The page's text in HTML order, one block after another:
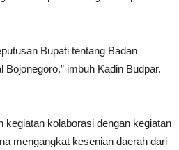
Bupati tentang Badan
imbuh Kadin Budpar.
kegiatan kolaborasi dengan kegiatan
mengangkat kesenian daerah dari